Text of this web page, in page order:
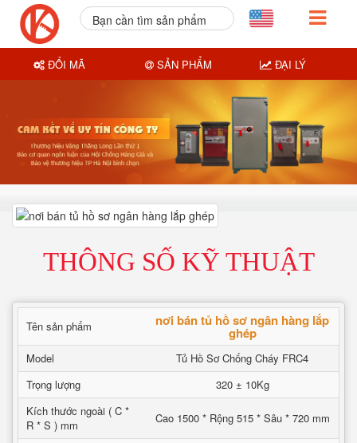
THÔNG SỐ KỸ THUẬT
Tên sản phẩm nơi bán tủ hồ sơ ngân hàng lắp
ghép
Model
Tủ Hồ Sơ Chống Cháy FRC4
Trọng lượng
320 ± 10Kg
Kích thước ngoài ( C *
R * S ) mm
Cao 1500 * Rộng 515 * Sâu * 720 mm
Bạn cần tìm sản phẩm
ĐỔI MÃ SẢN PHẨM ĐẠI LÝ